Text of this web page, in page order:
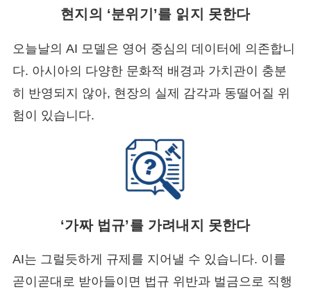
현지의 ‘분위기’를 읽지 못한다
오늘날의 AI 모델은 영어 중심의 데이터에 의존합니
다. 아시아의 다양한 문화적 배경과 가치관이 충분
히 반영되지 않아, 현장의 실제 감각과 동떨어질 위
험이 있습니다.
‘가짜 법규’를 가려내지 못한다
AI는 그럴듯하게 규제를 지어낼 수 있습니다. 이를
곧이곧대로 받아들이면 법규 위반과 벌금으로 직행